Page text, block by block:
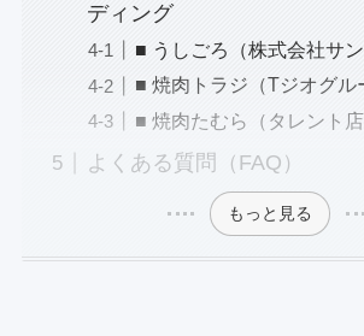
ディング
■ うしごろ（株式会社サン
■ 焼肉トラジ（Tジオグル
■ 焼肉たむら（タレント店
よくある質問（FAQ）
もっと見る